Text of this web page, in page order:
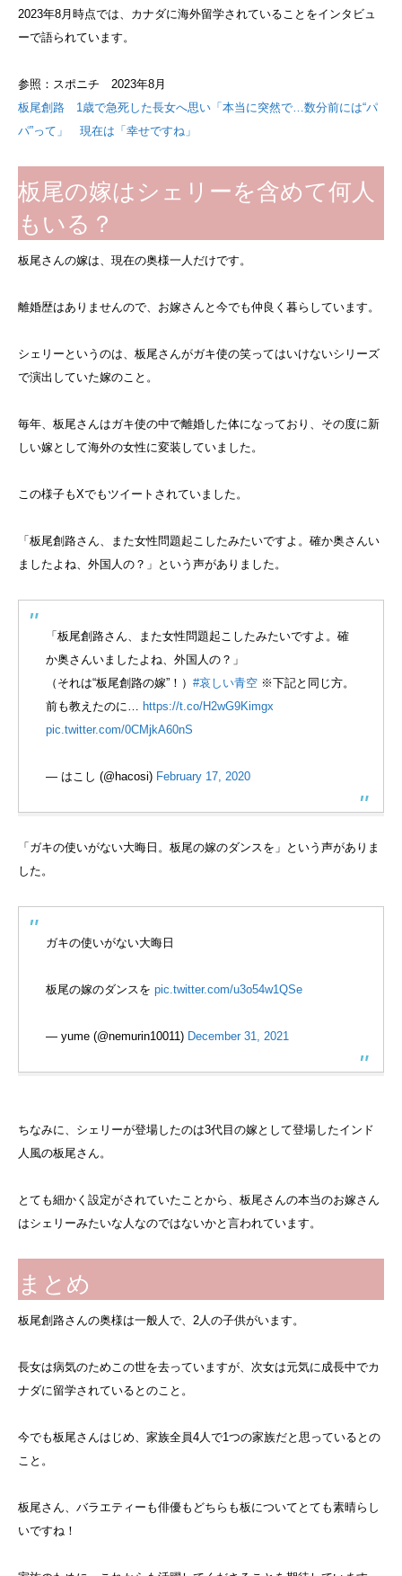
2023年8月時点では、カナダに海外留学されていることをインタビュ
ーで語られています。
参照：スポニチ 2023年8月
板尾創路 1歳で急死した長女へ思い「本当に突然で…数分前には“パ
パ”って」 現在は「幸せですね」
板尾の嫁はシェリーを含めて何人
もいる？
板尾さんの嫁は、現在の奥様一人だけです。
離婚歴はありませんので、お嫁さんと今でも仲良く暮らしています。
シェリーというのは、板尾さんがガキ使の笑ってはいけないシリーズ
で演出していた嫁のこと。
毎年、板尾さんはガキ使の中で離婚した体になっており、その度に新
しい嫁として海外の女性に変装していました。
この様子もXでもツイートされていました。
「板尾創路さん、また女性問題起こしたみたいですよ。確か奥さんい
ましたよね、外国人の？」という声がありました。
「板尾創路さん、また女性問題起こしたみたいですよ。確
か奥さんいましたよね、外国人の？」
（それは“板尾創路の嫁”！） #哀しい青空 ※下記と同じ方。
前も教えたのに… https://t.co/H2wG9Kimgx
pic.twitter.com/0CMjkA60nS
— はこし (@hacosi) February 17, 2020
「ガキの使いがない大晦日。板尾の嫁のダンスを」という声がありま
した。
ガキの使いがない大晦日
板尾の嫁のダンスを pic.twitter.com/u3o54w1QSe
— yume (@nemurin10011) December 31, 2021
ちなみに、シェリーが登場したのは3代目の嫁として登場したインド
人風の板尾さん。
とても細かく設定がされていたことから、板尾さんの本当のお嫁さん
はシェリーみたいな人なのではないかと言われています。
まとめ
板尾創路さんの奥様は一般人で、2人の子供がいます。
長女は病気のためこの世を去っていますが、次女は元気に成長中でカ
ナダに留学されているとのこと。
今でも板尾さんはじめ、家族全員4人で1つの家族だと思っているとの
こと。
板尾さん、バラエティーも俳優もどちらも板についてとても素晴らし
いですね！